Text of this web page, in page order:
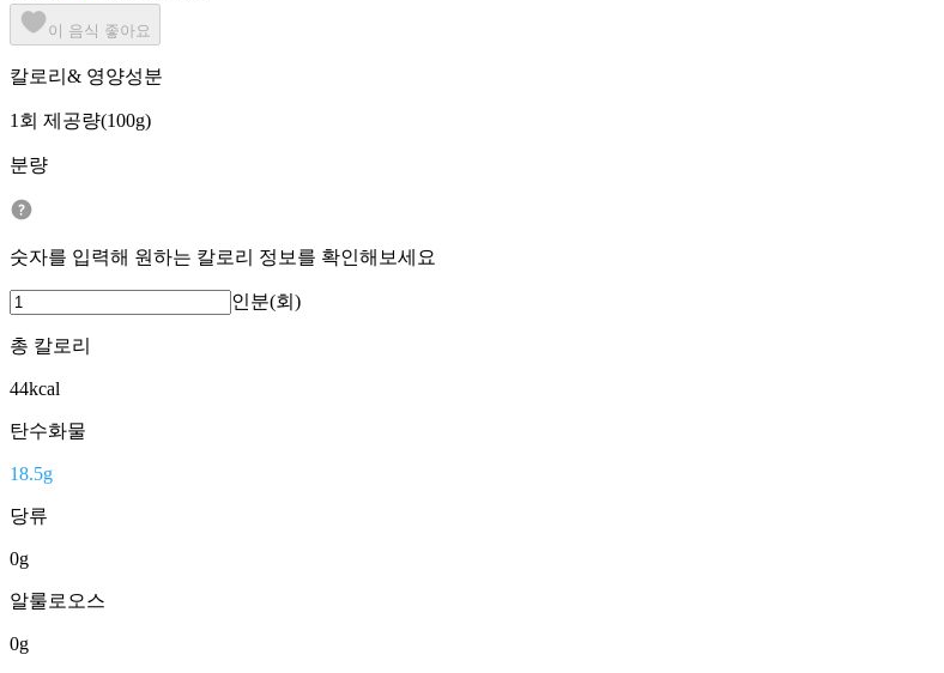
이 음식 좋아요
칼로리& 영양성분
1회 제공량(100g)
분량
숫자를 입력해 원하는 칼로리 정보를 확인해보세요
인분(회)
총 칼로리
44kcal
탄수화물
18.5g
당류
0g
알룰로오스
0g